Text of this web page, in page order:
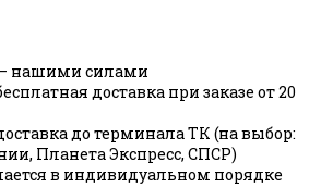
нашими силами
доставка при заказе от 20
до терминала ТК (на выбор:
Планета Экспресс, СПСР)
в индивидуальном порядке